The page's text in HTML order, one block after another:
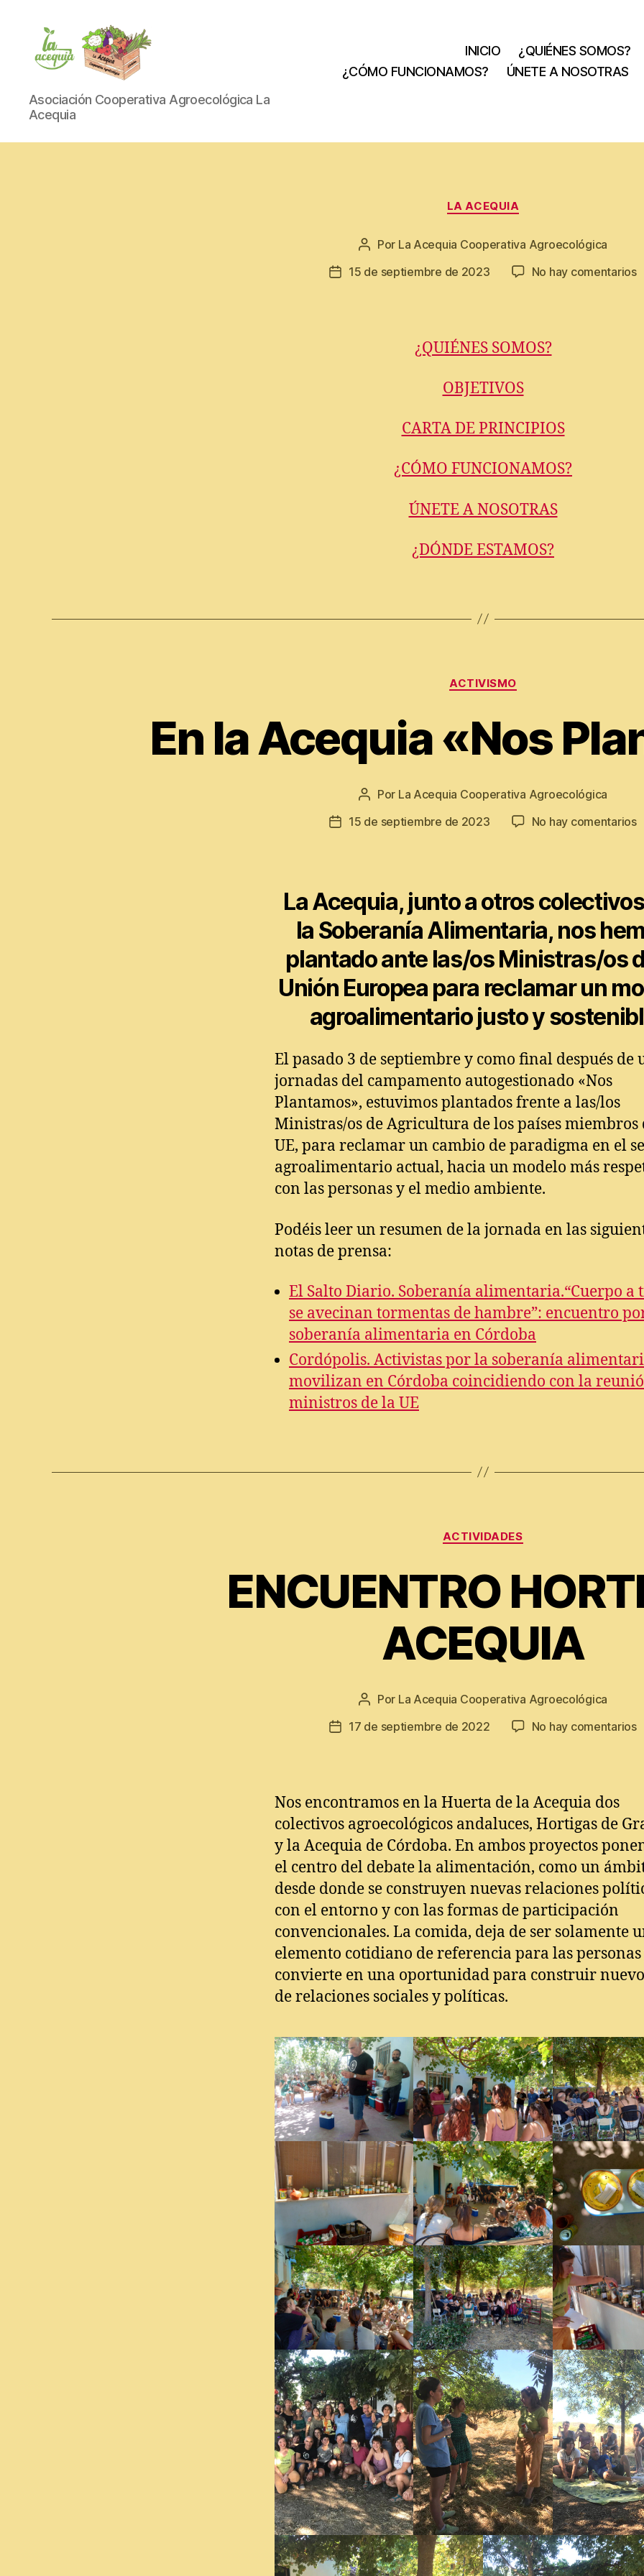
La
Asociación Cooperativa Agroecológica La
Acequia
INICIO ¿QUIÉNES SOMOS?
¿CÓMO FUNCIONAMOS?
ÚNETE A NOSOTRAS
Categorías
LA ACEQUIA
Autor
la
Por La Acequia Cooperativa Agroecológica
Fecha15 de septiembre de 2023 No hay comentariosen
¿QUIÉNES SOMOS?
OBJETIVOS
CARTA DE PRINCIPIOS
¿CÓMO FUNCIONAMOS?
ÚNETE A NOSOTRAS
¿DÓNDE ESTAMOS?
Categorías
ACTIVISMO
En la Acequia «Nos
Autor
la
Por La Acequia Cooperativa Agroecológica
Fecha15 de septiembre de 2023 No hay comentariosen
La Acequia, junto a otros
la Soberanía Alimentaria, nos
plantado ante las/os Ministras/os
Unión Europea para reclamar un
agroalimentario justo y
El pasado 3 de septiembre y como final después de
jornadas del campamento autogestionado «Nos
Plantamos», estuvimos plantados frente a las/los
Ministras/os de Agricultura de los países miembros
UE, para reclamar un cambio de paradigma en el
agroalimentario actual, hacia un modelo más
con las personas y el medio ambiente.
Podéis leer un resumen de la jornada en las
notas de prensa:
El Salto Diario. Soberanía alimentaria.“Cuerpo a
se avecinan tormentas de hambre”: encuentro
soberanía alimentaria en Córdoba
Cordópolis. Activistas por la soberanía
movilizan en Córdoba coincidiendo con la
ministros de la UE
Categorías
ACTIVIDADES
ENCUENTRO
ACEQUIA
Autor
la
Por La Acequia Cooperativa Agroecológica
Fecha17 de septiembre de 2022 No hay comentariosen
Nos encontramos en la Huerta de la Acequia dos
colectivos agroecológicos andaluces, Hortigas de
y la Acequia de Córdoba. En ambos proyectos
el centro del debate la alimentación, como un
desde donde se construyen nuevas relaciones
con el entorno y con las formas de participación
convencionales. La comida, deja de ser solamente
elemento cotidiano de referencia para las personas
convierte en una oportunidad para construir
de relaciones sociales y políticas.